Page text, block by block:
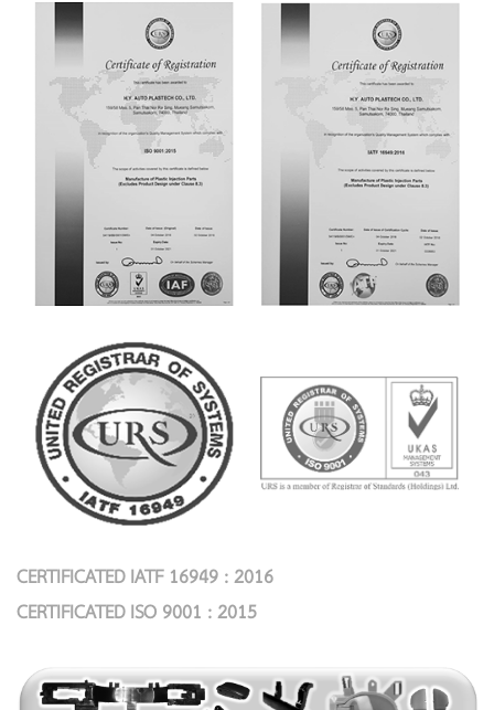
CERTIFICATED IATF 16949 : 2016
CERTIFICATED ISO 9001 : 2015